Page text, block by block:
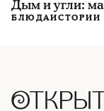
Дым и угли:
БЛЮДАИСТОРИИ